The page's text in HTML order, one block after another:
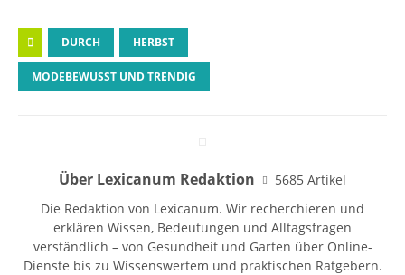
DURCH HERBST
MODEBEWUSST UND TRENDIG
Über Lexicanum Redaktion
5685 Artikel
Die Redaktion von Lexicanum. Wir recherchieren und
erklären Wissen, Bedeutungen und Alltagsfragen
verständlich – von Gesundheit und Garten über Online-
Dienste bis zu Wissenswertem und praktischen Ratgebern.